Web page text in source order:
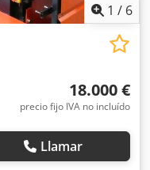
1 / 6
18.000 €
precio fijo IVA no incluído
Llamar